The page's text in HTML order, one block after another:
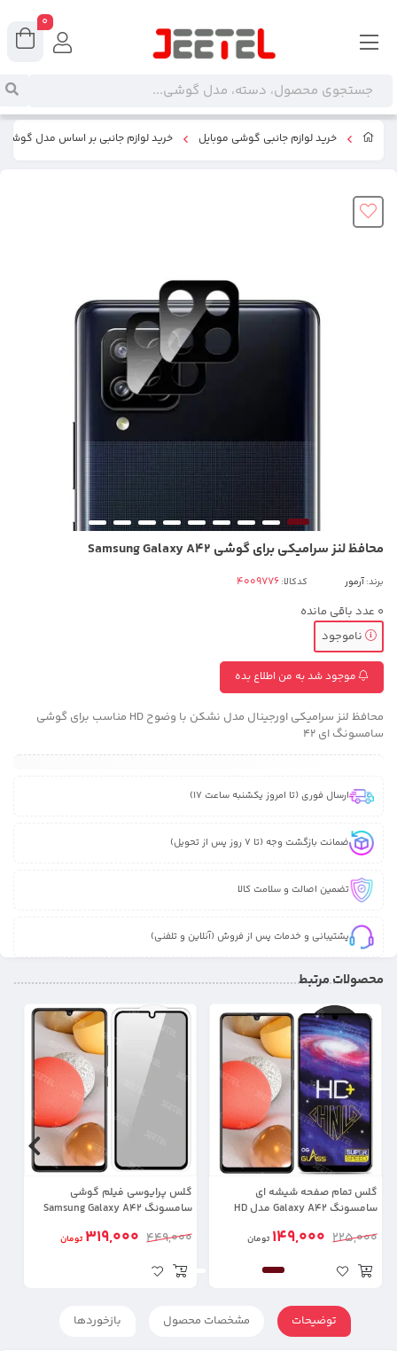
خرید لوازم جانبی گوشی موبایل خرید لوازم جانبی بر اساس مدل گوشی
محافظ لنز سرامیکی برای گوشی Samsung Galaxy A42
برند:آرمور کدکالا:
0 عدد باقی مانده
ناموجود
موجود شد به من اطلاع بده
محافظ لنز سرامیکی اورجینال مدل نشکن با وضوح HD مناسب برای گوشی
سامسونگ ای 42
ارسال فوری (تا امروز یکشنبه ساعت 17)
ضمانت بازگشت وجه (تا 7 روز پس از تحویل)
تضمین اصالت و سلامت کالا
پشتیبانی و خدمات پس از فروش (آنلاین و تلفنی)
محصولات مرتبط
34%
گلس تمام صفحه شیشه ای
سامسونگ Galaxy A42 مدل HD
225,000
149,000 تومان
29%
گلس پرایوسی فیلم گوشی
سامسونگ Samsung Galaxy A42
449,000
319,000 تومان
توضیحات مشخصات محصول بازخوردها
0